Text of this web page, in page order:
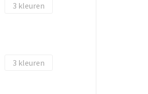
3
3